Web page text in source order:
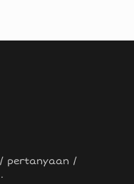
pertanyaan /
.